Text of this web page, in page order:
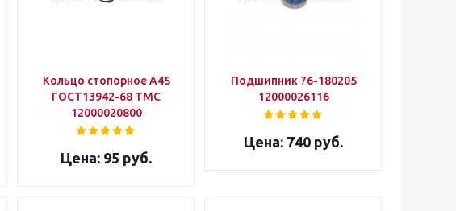
Кольцо стопорное А45
ГОСТ13942-68 ТМС
12000020800
95 руб.
Подшипник 76-180205
12000026116
740 руб.